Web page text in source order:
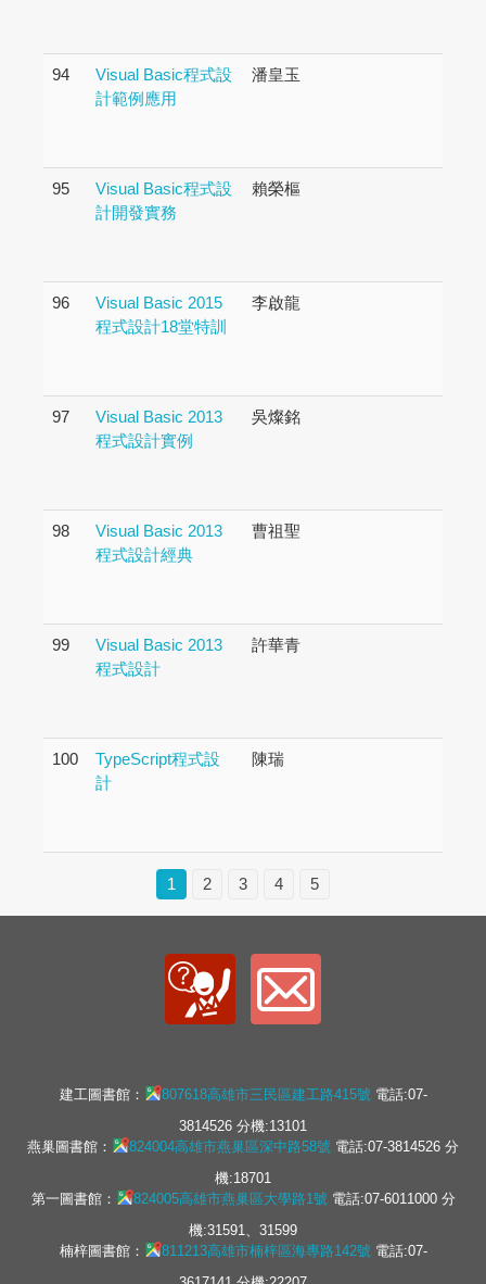
94
Visual Basic程式設
計範例應用
潘皇玉
95
Visual Basic程式設
計開發實務
賴榮樞
96
Visual Basic 2015
程式設計18堂特訓
李啟龍
97
Visual Basic 2013
程式設計實例
吳燦銘
98
Visual Basic 2013
程式設計經典
曹祖聖
99
Visual Basic 2013
程式設計
許華青
100
TypeScript程式設
計
陳瑞
1 2 3 4 5
建工圖書館： 807618高雄市三民區建工路415號電話:07-
3814526 分機:13101
燕巢圖書館：
824004高雄市燕巢區深中路58號 電話:07-3814526 分
機:18701
第一圖書館：
824005高雄市燕巢區大學路1號電話:07-6011000 分
機:31591、31599
楠梓圖書館：
811213高雄市楠梓區海專路142號電話:07-